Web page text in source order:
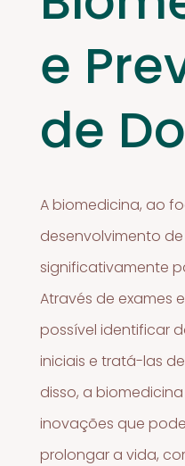
e
de
A biomedicina, ao
desenvolvimento
significativamente
Através de exames
possível identificar
iniciais e tratá-las
disso, a
inovações que
prolongar a vida,